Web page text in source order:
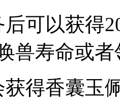
可以获得
兽寿命或
获得香囊玉